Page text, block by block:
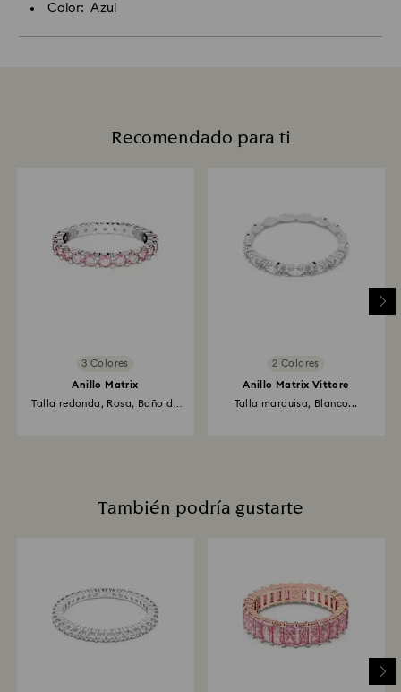
Color: Azul
Recomendado para ti
3 Colores
Anillo Matrix
Talla redonda, Rosa, Baño de
2 Colores
Anillo Matrix Vittore
Talla marquisa, Blanco...
También podría gustarte